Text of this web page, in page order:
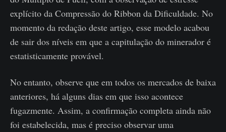
explícito da Compressão do Ribbon da Dificuldade. No
momento da redação deste artigo, esse modelo acabou
de sair dos níveis em que a capitulação do minerador é
estatisticamente provável.
No entanto, observe que em todos os mercados de baixa
anteriores, há alguns dias em que isso acontece
fugazmente. Assim, a confirmação completa ainda não
foi estabelecida, mas é preciso observar uma